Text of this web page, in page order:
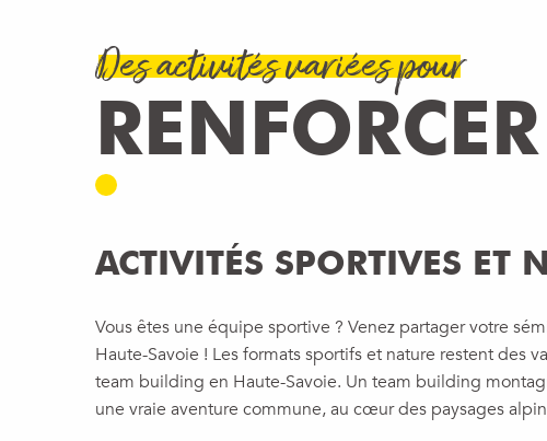
Des activités variées pour
ACTIVITÉS SPORTIVES ET
Vous êtes une équipe sportive ? Venez partager votre
Haute-Savoie ! Les formats sportifs et nature restent des
team building en Haute-Savoie. Un team building
une vraie aventure commune, au cœur des paysages